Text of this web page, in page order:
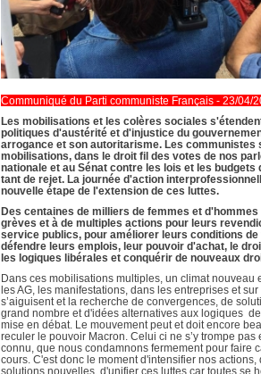
Communiqué du Parti communiste Français - 23/04/
Les mobilisations et les colères sociales
politiques d'austérité et d'injustice du
arrogance et son autoritarisme. Les communistes
mobilisations, dans le droit fil des votes de nos
nationale et au Sénat contre les lois et les budgets
tant de rejet. La journée d'action
nouvelle étape de l'extension de ces luttes.
Des centaines de milliers de femmes et
grèves et à de multiples actions pour leurs
service publics, pour améliorer leurs conditions
défendre leurs emplois, leur pouvoir d'achat, le
les logiques libérales et conquérir de nouveaux
Dans ces mobilisations multiples, un climat nouveau
les AG, les manifestations, dans les entreprises et
s’aiguisent et la recherche de convergences, de
grand nombre et d'idées alternatives aux logiques
mise en débat. Le mouvement peut et doit encore
reculer le pouvoir Macron. Celui ci ne s’y trompe pas
connu, que nous condamnons fermement pour faire
cours. C'est donc le moment d'intensifier nos
solutions nouvelles, d'unifier ces luttes car toutes se